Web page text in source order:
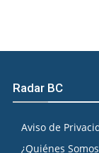
Radar BC
Aviso de
¿Quiénes